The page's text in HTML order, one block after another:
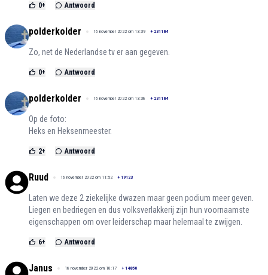
0+ Antwoord
polderkolder 16 november 2022 om 13:39 + 231184
Zo, net de Nederlandse tv er aan gegeven.
0+ Antwoord
polderkolder 16 november 2022 om 13:38 + 231184
Op de foto:
Heks en Heksenmeester.
2+ Antwoord
Ruud 16 november 2022 om 11:52 + 19123
Laten we deze 2 ziekelijke dwazen maar geen podium meer geven.
Liegen en bedriegen en dus volksverlakkerij zijn hun voornaamste
eigenschappen om over leiderschap maar helemaal te zwijgen.
6+ Antwoord
Janus 16 november 2022 om 10:17 + 14850